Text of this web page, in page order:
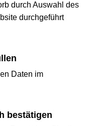
durch Auswahl des
durchgeführt
Daten im